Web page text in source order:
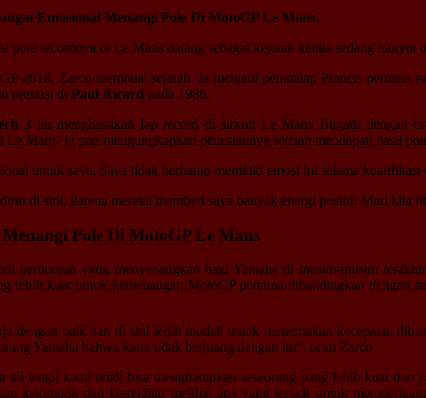
Emosional Menangi Pole Di MotoGP Le Mans.
pole recordnya di Le Mans datang sebagai kejutan ketika sedang
2018, Zarco membuat sejarah. Ia menjadi pembalap Prancis
prestasi di Paul Ricard pada 1988.
3 itu menghasilkan lap record di sirkuit Le Mans Bugatti dengan
Mans. Ia pun mengungkapkan perasaannya setelah mendapati hasil
untuk saya. Saya tidak berharap memiliki emosi ini selama
di sini, karena mereka memberi saya banyak energi positif. Mari kita
Pole Di MotoGP Le Mans
perburuan yang menyenangkan bagi Yamaha di musim-musim
lebih kuat untuk kemenangan MotoGP pertama dibandingkan dengan
dengan baik dan di sini lebih mudah untuk menemukan kecepatan
Yamaha bahwa kami tidak berjuang dengan itu“, ucap Zarco
ini tetapi kami tidak bisa mengharapkan seseorang yang lebih kuat
kelompok dan kemudian melihat apa yang terjadi untuk